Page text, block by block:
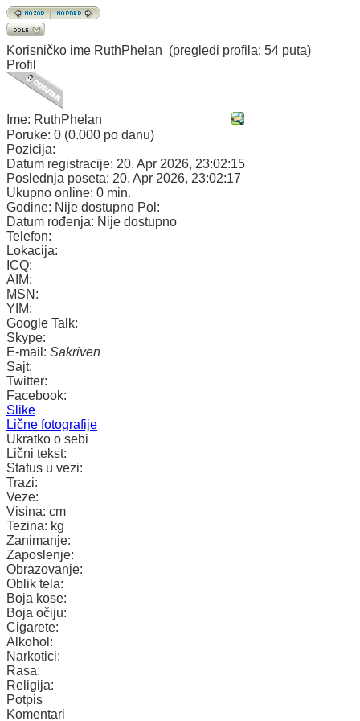
Korisničko ime RuthPhelan (pregledi profila: 54 puta)
Profil
Ime: RuthPhelan
Poruke: 0 (0.000 po danu)
Pozicija:
Datum registracije: 20. Apr 2026, 23:02:15
Poslednja poseta: 20. Apr 2026, 23:02:17
Ukupno online: 0 min.
Godine: Nije dostupno Pol:
Datum rođenja: Nije dostupno
Telefon:
Lokacija:
ICQ:
AIM:
MSN:
YIM:
Google Talk:
Skype:
E-mail: Sakriven
Sajt:
Twitter:
Facebook:
Slike
Lične fotografije
Ukratko o sebi
Lični tekst:
Status u vezi:
Trazi:
Veze:
Visina: cm
Tezina: kg
Zanimanje:
Zaposlenje:
Obrazovanje:
Oblik tela:
Boja kose:
Boja očiju:
Cigarete:
Alkohol:
Narkotici:
Rasa:
Religija:
Potpis
Komentari